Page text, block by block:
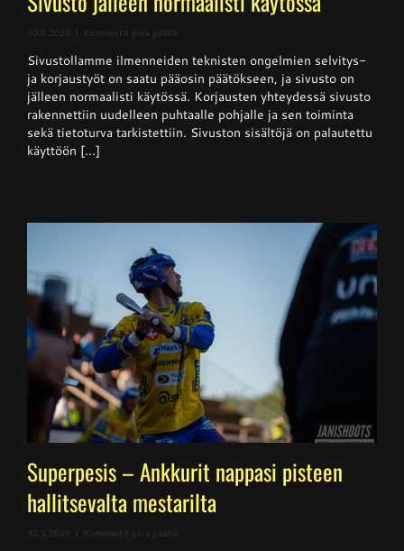
10.6.2026 Kommentit pois päältä
jälleen
normaalisti
käytössä
Sivustollamme ilmenneiden teknisten ongelmien selvitys-
ja korjaustyöt on saatu pääosin päätökseen, ja sivusto on
jälleen normaalisti käytössä. Korjausten yhteydessä sivusto
rakennettiin uudelleen puhtaalle pohjalle ja sen toiminta
sekä tietoturva tarkistettiin. Sivuston sisältöjä on palautettu
käyttöön [...]
Superpesis – Ankkurit nappasi pisteen
hallitsevalta mestarilta
30.5.2026 Kommentit pois päältä